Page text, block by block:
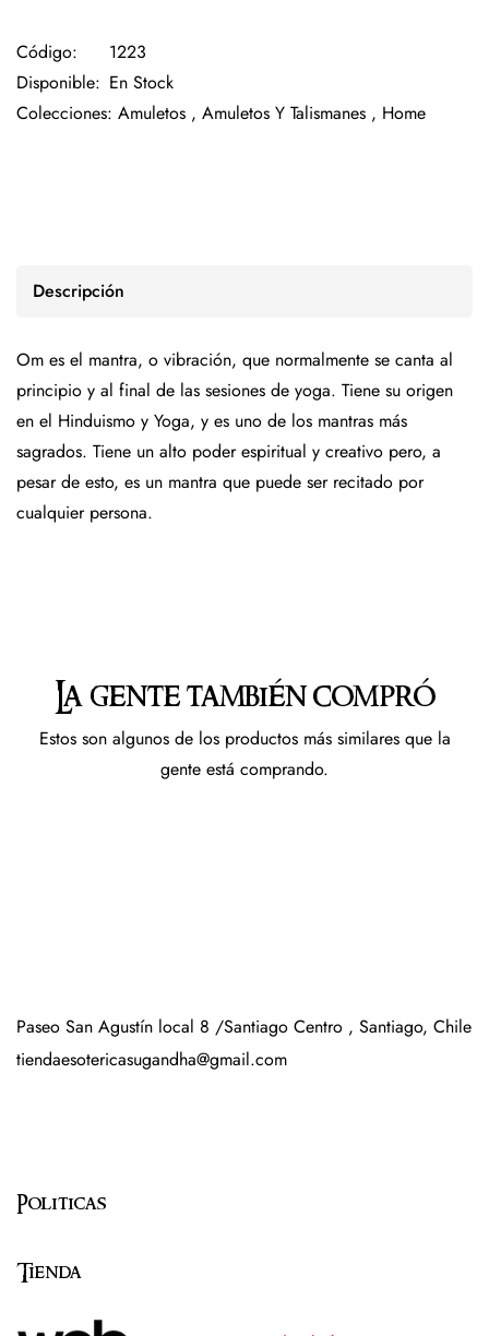
Código:
1223
Disponible: En Stock
Colecciones: Amuletos , Amuletos Y Talismanes , Home
Descripción
Om es el mantra, o vibración, que normalmente se canta al
principio y al final de las sesiones de yoga. Tiene su origen
en el Hinduismo y Yoga, y es uno de los mantras más
sagrados. Tiene un alto poder espiritual y creativo pero, a
pesar de esto, es un mantra que puede ser recitado por
cualquier persona.
La gente también compró
Estos son algunos de los productos más similares que la
gente está comprando.
Paseo San Agustín local 8 /Santiago Centro , Santiago, Chile
tiendaesotericasugandha@gmail.com
Politicas
Tienda